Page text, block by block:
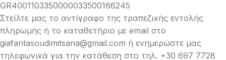
GR4001103350000033500166245
Στείλτε μας το αντίγραφο της τραπεζικής εντολής
πληρωμής ή το καταθετήριο με email στο
giafantasoudimitsana@gmail.com ή ενημερώστε μας
τηλεφωνικά για την κατάθεση στο τηλ. +30 697 7728